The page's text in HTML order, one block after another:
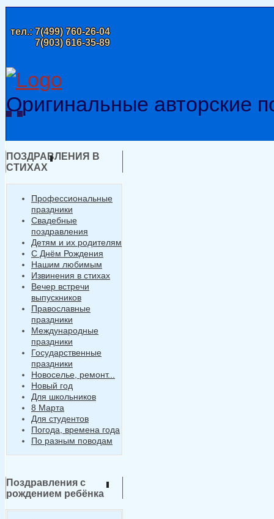
тел.:7(499) 760-26-04
7(903) 616-35-89
Оригинальные авторские
ПОЗДРАВЛЕНИЯ В
СТИХАХ
Профессиональные
праздники
Свадебные
поздравления
Детям и их родителям
С Днём Рождения
Нашим любимым
Извинения в стихах
Вечер встречи
выпускников
Православные
праздники
Международные
праздники
Государственные
праздники
Новоселье, ремонт...
Новый год
Для школьников
8 Марта
Для студентов
Погода, времена года
По разным поводам
Поздравления с
рождением ребёнка